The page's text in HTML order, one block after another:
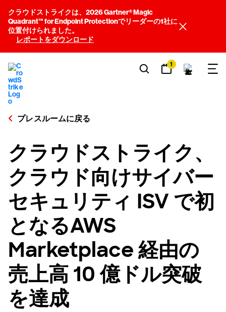
クラウドストライクは、2026 Gartner® Magic
Quadrant™ for Endpoint Protectionでリーダーの1社に
位置付けられました。
レポートをダウンロード
1
プレスルームに戻る
クラウドストライク、
クラウド向けサイバー
セキュリティ ISV で初
となるAWS
Marketplace 経由の
売上高 10 億ドル突破
を達成